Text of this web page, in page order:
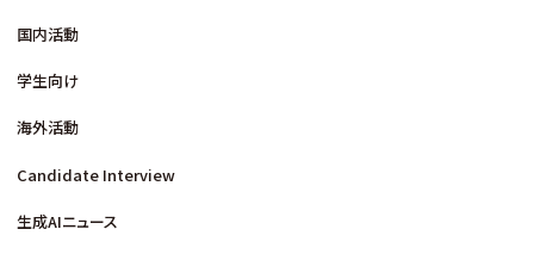
国内活動
学生向け
海外活動
Candidate Interview
生成AIニュース